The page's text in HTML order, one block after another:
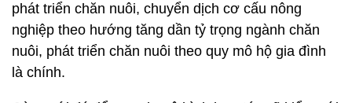
phát triển chăn nuôi, chuyển dịch cơ cấu nông
nghiệp theo hướng tăng dần tỷ trọng ngành chăn
nuôi, phát triển chăn nuôi theo quy mô hộ gia đình
là chính.